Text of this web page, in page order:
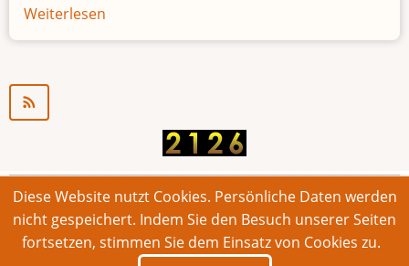
Weiterlesen
Jugendarbeitslosigkeit
© 2026 Bonner Aufruf. Alle Rechte vorbehalten.
Footer
Impressum Kontakt Intern
Diese Website nutzt Cookies. Persönliche Daten werden
nicht gespeichert. Indem Sie den Besuch unserer Seiten
fortsetzen, stimmen Sie dem Einsatz von Cookies zu.